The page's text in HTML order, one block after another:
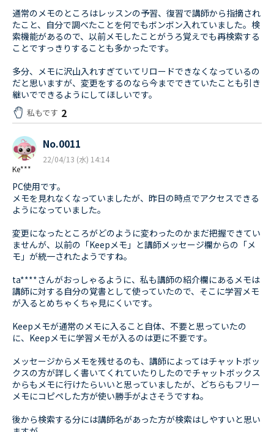
通常のメモのところはレッスンの予習、復習で講師から指摘され
たこと、自分で調べたことを何でもボンボン入れていました。検
索機能があるので、以前メモしたことがうろ覚えでも再検索する
ことですっきりすることも多かったです。
多分、メモに沢山入れすぎていてリロードできなくなっているの
だと思いますが、変更をするのなら今までできていたことも引き
継いでできるようにしてほしいです。
私もです 2
Ke***
No.0011
22/04/13 (水) 14:14
PC使用です。
メモを見れなくなっていましたが、昨日の時点でアクセスできる
ようになっていました。
変更になったところがどのように変わったのかまだ把握できてい
ませんが、以前の「Keepメモ」と講師メッセージ欄からの「メ
モ」が統一されたようですね。
ta****さんがおっしゃるように、私も講師の紹介欄にあるメモは
講師に対する自分の覚書として使っていたので、そこに学習メモ
が入るとめちゃくちゃ見にくいです。
Keepメモが通常のメモに入ること自体、不要と思っていたの
に、Keepメモに学習メモが入るのは更に不要です。
メッセージからメモを残せるのも、講師によってはチャットボッ
クスの方が詳しく書いてくれていたりしたのでチャットボックス
からもメモに行けたらいいと思っていましたが、どちらもフリー
メモにコピペした方が使い勝手がよさそうですね。
後から検索する分には講師名があった方が検索はしやすいと思い